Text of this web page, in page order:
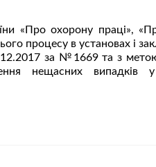
«Про охорону праці»,
процесу в установах і
за №1669 та з
нещасних